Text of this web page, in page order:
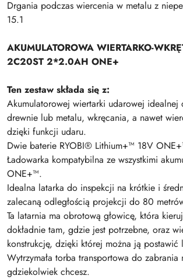
Drgania podczas wiercenia w metalu z
15.1
AKUMULATOROWA WIERTARKO-
2C20ST 2*2.0AH ONE+
Ten zestaw składa się z:
Akumulatorowej wiertarki udarowej idealnej
drewnie lub metalu, wkręcania, a nawet
dzięki funkcji udaru.
Dwie baterie RYOBI® Lithium+™ 18V
Ładowarka kompatybilna ze wszystkimi
ONE+™.
Idealna latarka do inspekcji na krótkie i
zalecaną odległością projekcji do 80
Ta latarnia ma obrotową głowicę, która
dokładnie tam, gdzie jest potrzebne, oraz
konstrukcję, dzięki której można ją postawić
Wytrzymała torba transportowa do zabrania
gdziekolwiek chcesz.